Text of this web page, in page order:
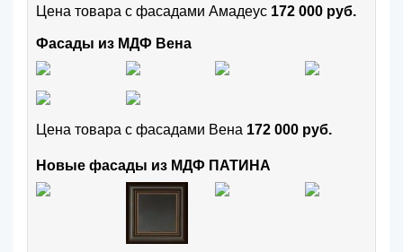
Цена товара с фасадами Амадеус 172 000 руб.
Фасады из МДФ Вена
Цена товара с фасадами Вена 172 000 руб.
Новые фасады из МДФ ПАТИНА